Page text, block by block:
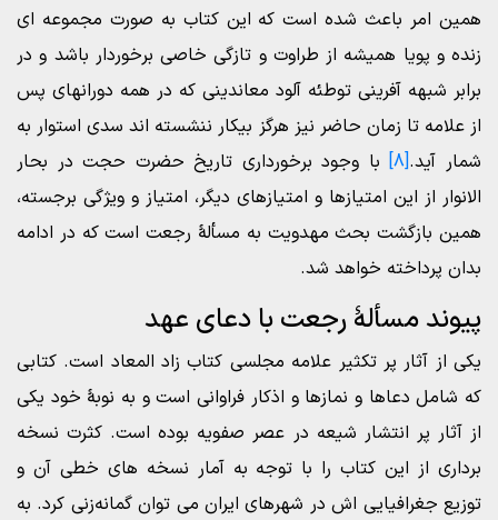
همین امر باعث شده است که این کتاب به صورت مجموعه ای
زنده و پویا همیشه از طراوت و تازگی خاصی برخوردار باشد و در
برابر شبهه آفرینی توطئه آلود معاندینی که در همه دورانهای پس
از علامه تا زمان حاضر نیز هرگز بیکار ننشسته اند سدی استوار به
شمار آید.[8] با وجود برخورداری تاریخ حضرت حجت در بحار
الانوار از این امتیازها و امتیازهای دیگر، امتیاز و ویژگی برجسته،
همین بازگشت بحث مهدویت به مسألۀ رجعت است که در ادامه
بدان پرداخته خواهد شد.
پیوند مسألۀ رجعت با دعای عهد
یکی از آثار پر تکثیر علامه مجلسی کتاب زاد المعاد است. کتابی
که شامل دعاها و نمازها و اذکار فراوانی است و به نوبۀ خود یکی
از آثار پر انتشار شیعه در عصر صفویه بوده است. کثرت نسخه
برداری از این کتاب را با توجه به آمار نسخه های خطی آن و
توزیع جغرافیایی اش در شهرهای ایران می توان گمانه‌زنی کرد. به